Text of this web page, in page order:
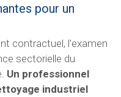
pour un
contractuel, l'examen
sectorielle du
Un professionnel
industriel